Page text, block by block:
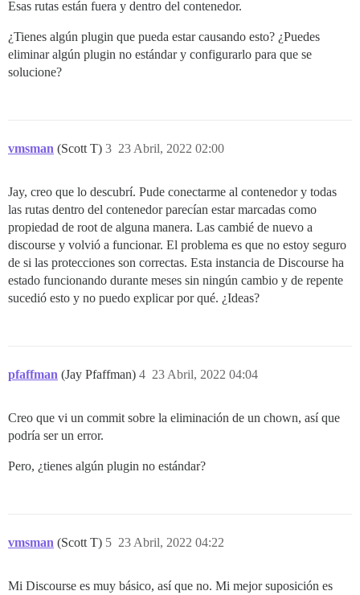
Esas rutas están fuera y dentro del contenedor.
¿Tienes algún plugin que pueda estar causando esto? ¿Puedes
eliminar algún plugin no estándar y configurarlo para que se
solucione?
vmsman (Scott T) 23 Abril, 2022 02:00
3
Jay, creo que lo descubrí. Pude conectarme al contenedor y todas
las rutas dentro del contenedor parecían estar marcadas como
propiedad de root de alguna manera. Las cambié de nuevo a
discourse y volvió a funcionar. El problema es que no estoy seguro
de si las protecciones son correctas. Esta instancia de Discourse ha
estado funcionando durante meses sin ningún cambio y de repente
sucedió esto y no puedo explicar por qué. ¿Ideas?
pfaffman (Jay Pfaffman) 23 Abril, 2022 04:04
4
Creo que vi un commit sobre la eliminación de un chown, así que
podría ser un error.
Pero, ¿tienes algún plugin no estándar?
vmsman (Scott T) 23 Abril, 2022 04:22
5
Mi Discourse es muy básico, así que no. Mi mejor suposición es